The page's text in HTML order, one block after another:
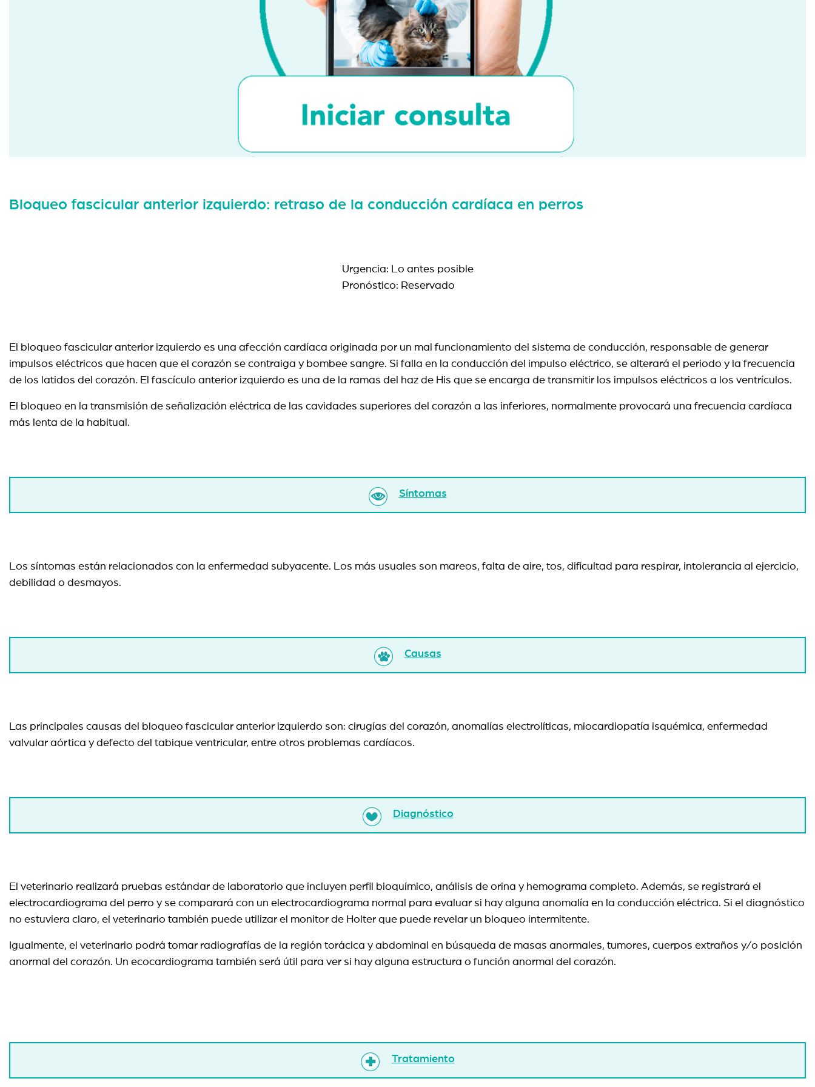
Bloqueo fascicular anterior izquierdo: retraso de la conducción cardíaca en perros
Urgencia: Lo antes posible
Pronóstico: Reservado
El bloqueo fascicular anterior izquierdo es una afección cardíaca originada por un mal funcionamiento del sistema de conducción, responsable de generar
impulsos eléctricos que hacen que el corazón se contraiga y bombee sangre. Si falla en la conducción del impulso eléctrico, se alterará el periodo y la frecuencia
de los latidos del corazón. El fascículo anterior izquierdo es una de la ramas del haz de His que se encarga de transmitir los impulsos eléctricos a los ventrículos.
El bloqueo en la transmisión de señalización eléctrica de las cavidades superiores del corazón a las inferiores, normalmente provocará una frecuencia cardíaca
más lenta de la habitual.
Síntomas
Los síntomas están relacionados con la enfermedad subyacente. Los más usuales son mareos, falta de aire, tos, dificultad para respirar, intolerancia al ejercicio,
debilidad o desmayos.
Causas
Las principales causas del bloqueo fascicular anterior izquierdo son: cirugías del corazón, anomalías electrolíticas, miocardiopatía isquémica, enfermedad
valvular aórtica y defecto del tabique ventricular, entre otros problemas cardíacos.
Diagnóstico
El veterinario realizará pruebas estándar de laboratorio que incluyen perfil bioquímico, análisis de orina y hemograma completo. Además, se registrará el
electrocardiograma del perro y se comparará con un electrocardiograma normal para evaluar si hay alguna anomalía en la conducción eléctrica. Si el diagnóstico
no estuviera claro, el veterinario también puede utilizar el monitor de Holter que puede revelar un bloqueo intermitente.
Igualmente, el veterinario podrá tomar radiografías de la región torácica y abdominal en búsqueda de masas anormales, tumores, cuerpos extraños y/o posición
anormal del corazón. Un ecocardiograma también será útil para ver si hay alguna estructura o función anormal del corazón.
Tratamiento